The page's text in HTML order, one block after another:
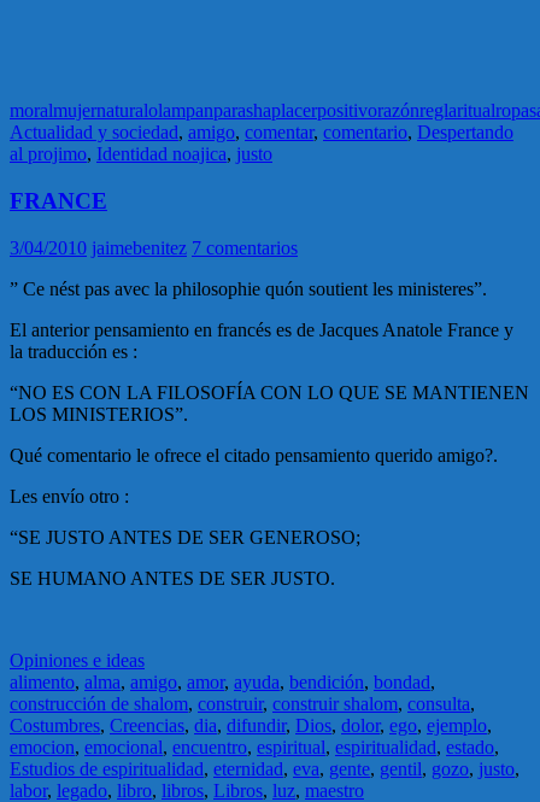
moralmujernaturalolampanparashaplacerpositivorazónreglaritualropa
Actualidad y sociedad, amigo, comentar, comentario, Despertando
al projimo, Identidad noajica, justo
FRANCE
3/04/2010 jaimebenitez 7 comentarios
” Ce nést pas avec la philosophie quón soutient les ministeres”.
El anterior pensamiento en francés es de Jacques Anatole France y
la traducción es :
“NO ES CON LA FILOSOFÍA CON LO QUE SE MANTIENEN
LOS MINISTERIOS”.
Qué comentario le ofrece el citado pensamiento querido amigo?.
Les envío otro :
“SE JUSTO ANTES DE SER GENEROSO;
SE HUMANO ANTES DE SER JUSTO.
Opiniones e ideas
alimento, alma, amigo, amor, ayuda, bendición, bondad,
construcción de shalom, construir, construir shalom, consulta,
Costumbres, Creencias, dia, difundir, Dios, dolor, ego, ejemplo,
emocion, emocional, encuentro, espiritual, espiritualidad, estado,
Estudios de espiritualidad, eternidad, eva, gente, gentil, gozo, justo,
labor, legado, libro, libros, Libros, luz, maestro